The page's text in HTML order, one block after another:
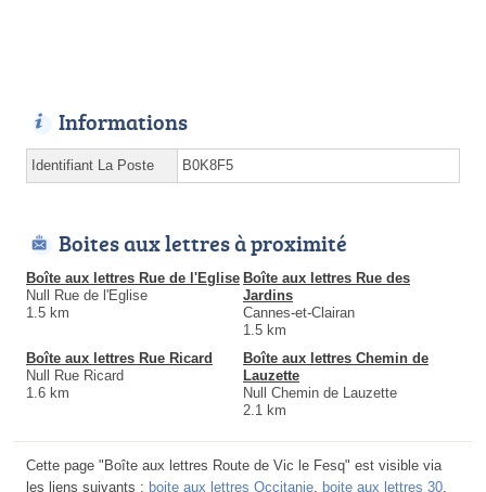
Informations
Identifiant La Poste B0K8F5
Boites aux lettres à proximité
Boîte aux lettres Rue de l'Eglise
Null Rue de l'Eglise
1.5 km
Boîte aux lettres Rue des
Jardins
Cannes-et-Clairan
1.5 km
Boîte aux lettres Rue Ricard
Null Rue Ricard
1.6 km
Boîte aux lettres Chemin de
Lauzette
Null Chemin de Lauzette
2.1 km
Cette page "Boîte aux lettres Route de Vic le Fesq" est visible via
les liens suivants : boite aux lettres Occitanie boite aux lettres 30